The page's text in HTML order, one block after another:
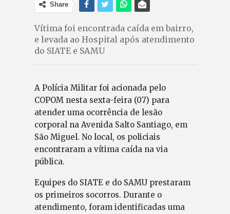
Share
Vítima foi encontrada caída em bairro,
e levada ao Hospital após atendimento
do SIATE e SAMU
A Polícia Militar foi acionada pelo
COPOM nesta sexta-feira (07) para
atender uma ocorrência de lesão
corporal na Avenida Salto Santiago, em
São Miguel. No local, os policiais
encontraram a vítima caída na via
pública.
Equipes do SIATE e do SAMU prestaram
os primeiros socorros. Durante o
atendimento, foram identificadas uma